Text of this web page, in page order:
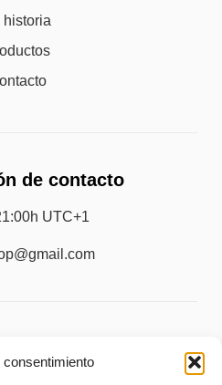
historia
de contacto
UTC+1